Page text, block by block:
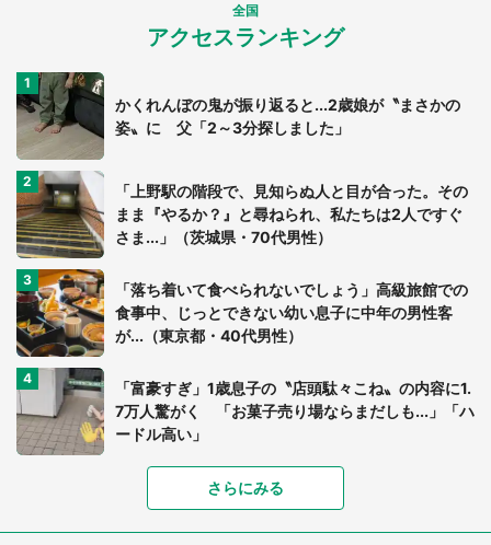
全国
アクセスランキング
かくれんぼの鬼が振り返ると...2歳娘が〝まさかの
姿〟に 父「2～3分探しました」
「上野駅の階段で、見知らぬ人と目が合った。その
まま『やるか？』と尋ねられ、私たちは2人ですぐ
さま...」（茨城県・70代男性）
「落ち着いて食べられないでしょう」高級旅館での
食事中、じっとできない幼い息子に中年の男性客
が...（東京都・40代男性）
「富豪すぎ」1歳息子の〝店頭駄々こね〟の内容に1.
7万人驚がく 「お菓子売り場ならまだしも...」「ハ
ードル高い」
あまりにも四角すぎる猫、激写される 「これもう
さらにみる